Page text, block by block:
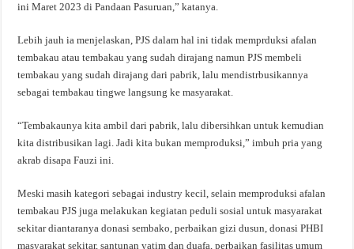
ini Maret 2023 di Pandaan Pasuruan,” katanya.
Lebih jauh ia menjelaskan, PJS dalam hal ini tidak memprduksi afalan
tembakau atau tembakau yang sudah dirajang namun PJS membeli
tembakau yang sudah dirajang dari pabrik, lalu mendistrbusikannya
sebagai tembakau tingwe langsung ke masyarakat.
“Tembakaunya kita ambil dari pabrik, lalu dibersihkan untuk kemudian
kita distribusikan lagi. Jadi kita bukan memproduksi,” imbuh pria yang
akrab disapa Fauzi ini.
Meski masih kategori sebagai industry kecil, selain memproduksi afalan
tembakau PJS juga melakukan kegiatan peduli sosial untuk masyarakat
sekitar diantaranya donasi sembako, perbaikan gizi dusun, donasi PHBI
masyarakat sekitar, santunan yatim dan duafa, perbaikan fasilitas umum